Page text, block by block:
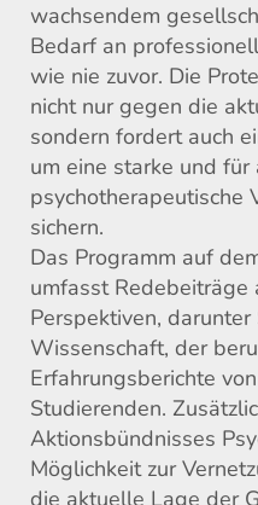
wachsendem
Bedarf an
wie nie zuvor. Die
nicht nur gegen die
sondern fordert auch
um eine starke und
psychotherapeutische
sichern.
Das Programm auf
umfasst Redebeiträge
Perspektiven,
Wissenschaft, der
Erfahrungsberichte
Studierenden.
Aktionsbündnisses
Möglichkeit zur
die aktuelle Lage der